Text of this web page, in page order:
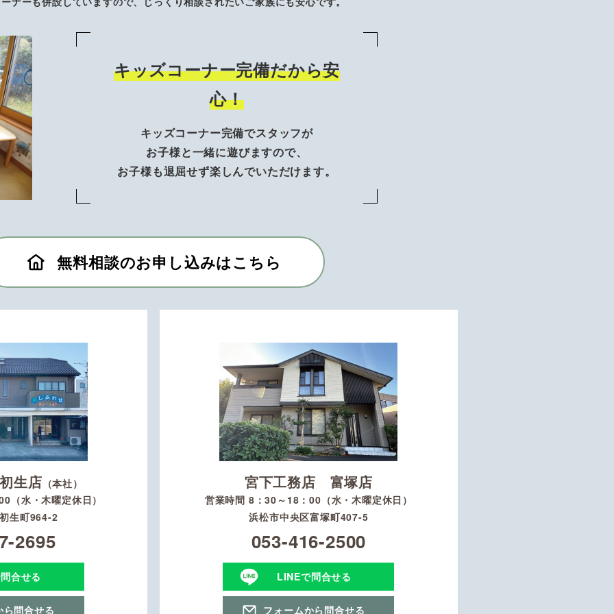
キッズコーナー完備だから安
心！
キッズコーナー完備でスタッフが
お子様と一緒に遊びますので、
お子様も退屈せず楽しんでいただけます。
無料相談のお申し込みはこちら
生店 （本社）
（水・木曜定休日）
生町964-2
2695
合せる
問合せる
宮下工務店 富塚店
営業時間 8：30～18：00（水・木曜定休日）
浜松市中央区富塚町407-5
053-416-2500
LINEで問合せる
フォームから問合せる